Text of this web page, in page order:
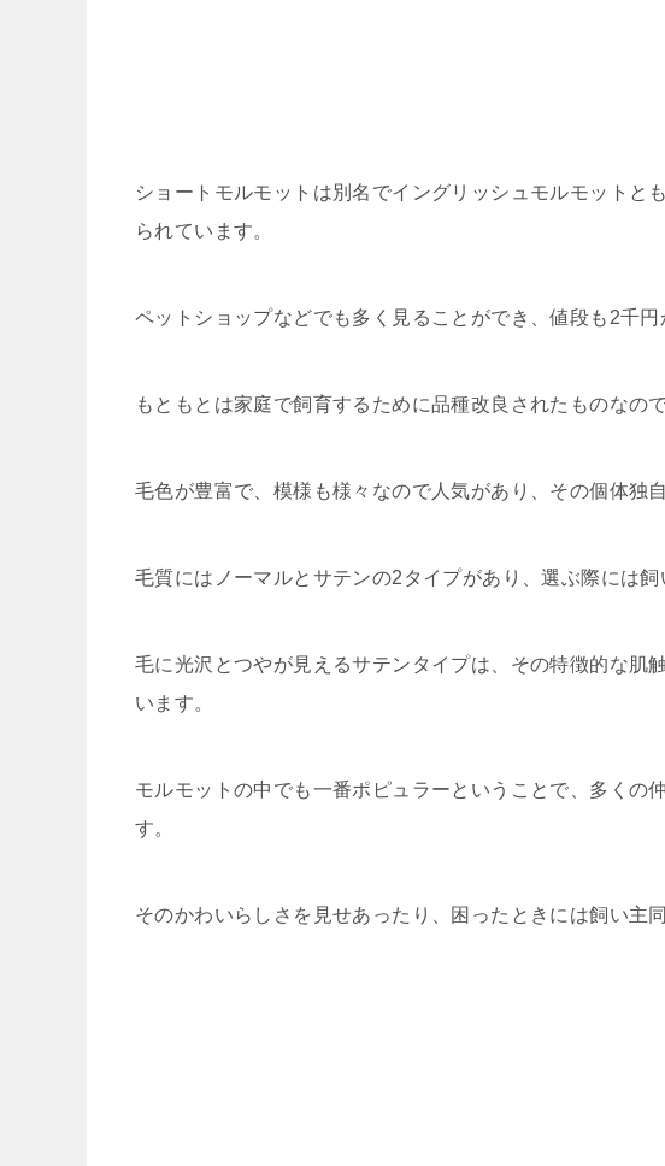
ショートモルモットは別名でイングリッシュモルモットと
られています。
ペットショップなどでも多く見ることができ、値段も2千円
もともとは家庭で飼育するために品種改良されたものなの
毛色が豊富で、模様も様々なので人気があり、その個体独
毛質にはノーマルとサテンの2タイプがあり、選ぶ際には飼
毛に光沢とつやが見えるサテンタイプは、その特徴的な肌
います。
モルモットの中でも一番ポピュラーということで、多くの
す。
そのかわいらしさを見せあったり、困ったときには飼い主